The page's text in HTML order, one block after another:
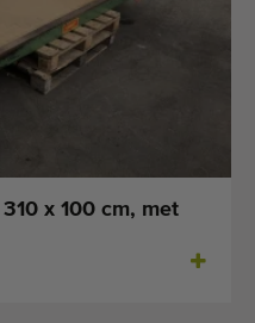
x 100 cm, met